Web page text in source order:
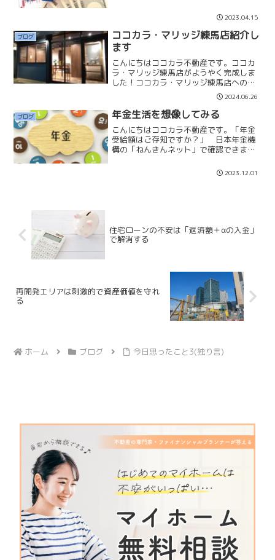
バフェットによって日本の株式市場が注
目されることで、世界から投資マネーが
流入する可能...
2023.04.15
ブログ
ココカラ・マリッジ練馬店紹介し
ます
こんにちはココカラ不動産です。ココカ
ラ・マリッジ練馬店がようやく完成しま
した！ココカラ・マリッジ練馬店へのア
クセスココカラ・マリッジ練馬店では
「ココカラ・マリッジ入会面談」「新婚
さんのためのマイホーム相談」「マッチ
ングアプリサポート」「婚活...
2024.06.26
ブログ 年金生活を想像してみる
こんにちはココカラ不動産です。「年金
受給額はご存知ですか？」 日本年金機
構の「ねんきんネット」で確認できま
記録の確認☑将来の年金見込額の確認な
どができます。年収400万円の方が、40
2023.12.01
住宅ローンの不安は「返済額＋αの入金」
で解消する
再開発エリアは刺激的で資産価値を守れ
る
ホーム ブログ 今日思ったこと3(独り言)